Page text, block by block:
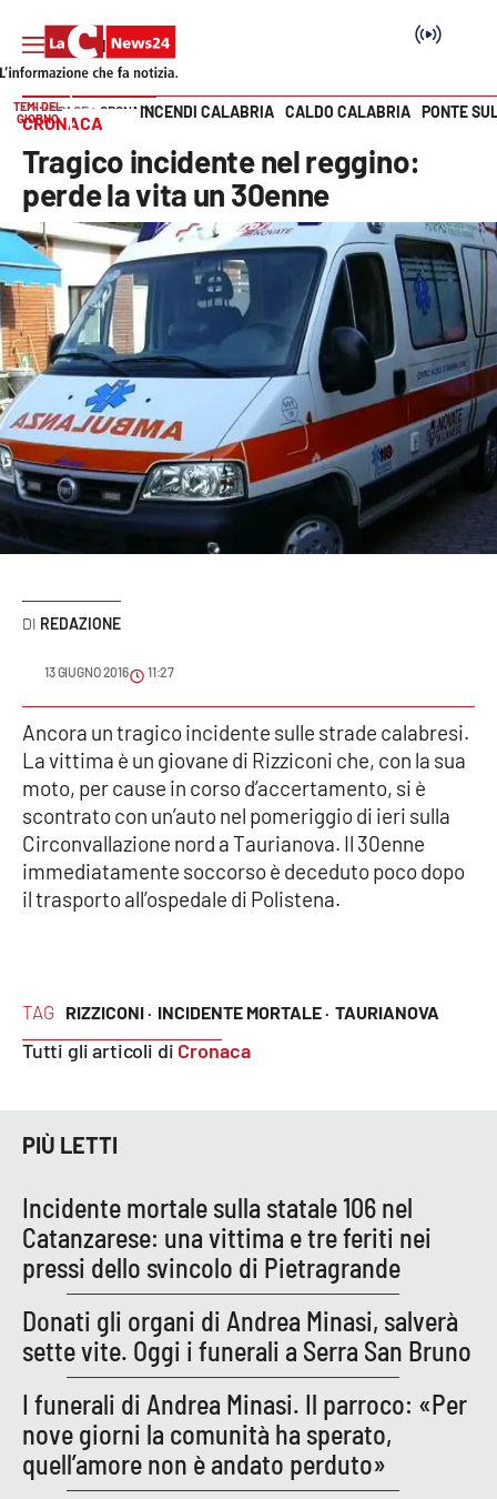
SEZIONI
Cronaca
Politica
Attualità
Economia e lavoro
Italia Mondo
Sanità
Cultura
Podcast
Meteo
Editoriali
VIDEO
Cultura
Politica
Sanità
Società
Sport
RUBRICHE
Good Morning Vietnam
Vai
TEMI DEL
GIORNO
INCENDI CALABRIA CALDO CALABRIA PONTE
HOME PAGE CRONACA
CRONACA
Tragico incidente nel reggino:
perde la vita un 30enne
REDAZIONE
13 GIUGNO 2016 11:27
TAG RIZZICONI · INCIDENTE MORTALE · TAURIANOVA
Tutti gli articoli di Cronaca
Ancora un tragico incidente sulle strade calabresi.
La vittima è un giovane di Rizziconi che, con la sua
moto, per cause in corso d’accertamento, si è
scontrato con un’auto nel pomeriggio di ieri sulla
Circonvallazione nord a Taurianova. Il 30enne
immediatamente soccorso è deceduto poco dopo
il trasporto all’ospedale di Polistena.
PIÙ LETTI
Incidente mortale sulla statale 106 nel
Catanzarese: una vittima e tre feriti nei
pressi dello svincolo di Pietragrande
Donati gli organi di Andrea Minasi, salverà
sette vite. Oggi i funerali a Serra San Bruno
I funerali di Andrea Minasi. Il parroco: «Per
nove giorni la comunità ha sperato,
quell’amore non è andato perduto»